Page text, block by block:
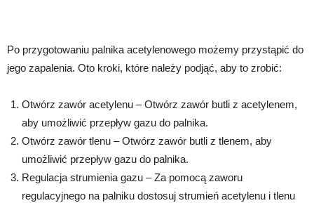
Po przygotowaniu palnika acetylenowego możemy przystąpić do
jego zapalenia. Oto kroki, które należy podjąć, aby to zrobić:
Otwórz zawór acetylenu – Otwórz zawór butli z acetylenem,
aby umożliwić przepływ gazu do palnika.
Otwórz zawór tlenu – Otwórz zawór butli z tlenem, aby
umożliwić przepływ gazu do palnika.
Regulacja strumienia gazu – Za pomocą zaworu
regulacyjnego na palniku dostosuj strumień acetylenu i tlenu